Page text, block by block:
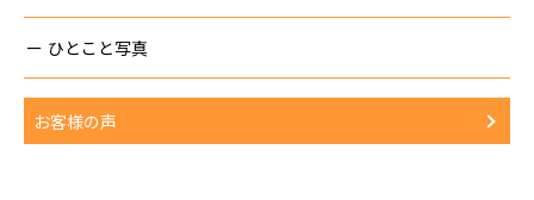
ひとこと写真
お客様の声